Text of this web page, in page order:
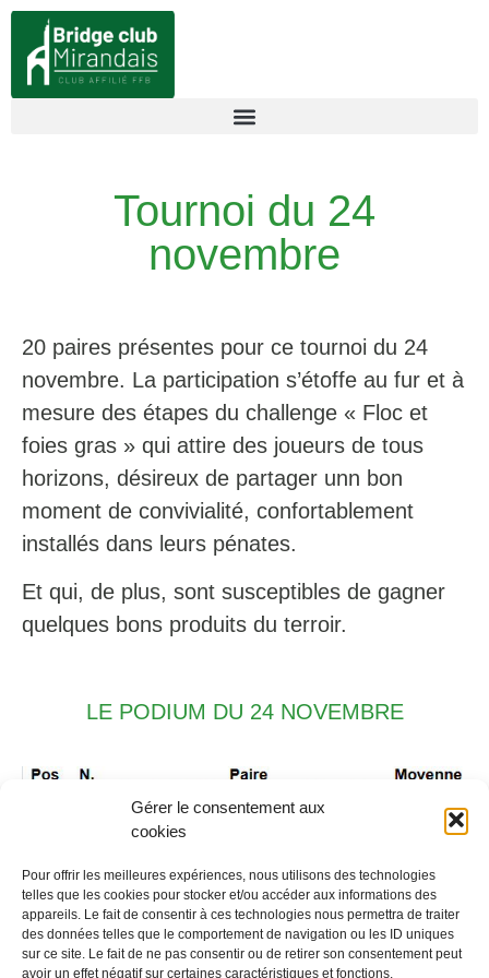
Gérer le consentement aux
cookies
Pour offrir les meilleures expériences, nous utilisons des technologies
telles que les cookies pour stocker et/ou accéder aux informations des
appareils. Le fait de consentir à ces technologies nous permettra de traiter
des données telles que le comportement de navigation ou les ID uniques
sur ce site. Le fait de ne pas consentir ou de retirer son consentement peut
avoir un effet négatif sur certaines caractéristiques et fonctions.
Tournoi du 24
novembre
20 paires présentes pour ce tournoi du 24
novembre. La participation s’étoffe au fur et à
mesure des étapes du challenge « Floc et
foies gras » qui attire des joueurs de tous
horizons, désireux de partager unn bon
moment de convivialité, confortablement
installés dans leurs pénates.
Et qui, de plus, sont susceptibles de gagner
quelques bons produits du terroir.
LE PODIUM DU 24 NOVEMBRE
Rendez-vous au dimanche 1er décembre à